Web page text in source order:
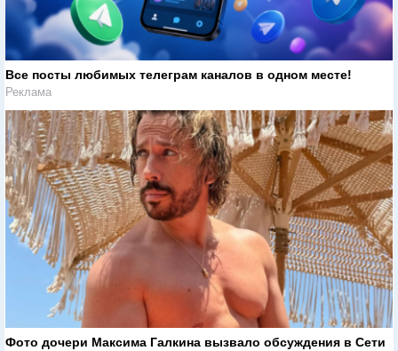
Все посты любимых телеграм каналов в одном месте!
Реклама
Фото дочери Максима Галкина вызвало обсуждения в Сети